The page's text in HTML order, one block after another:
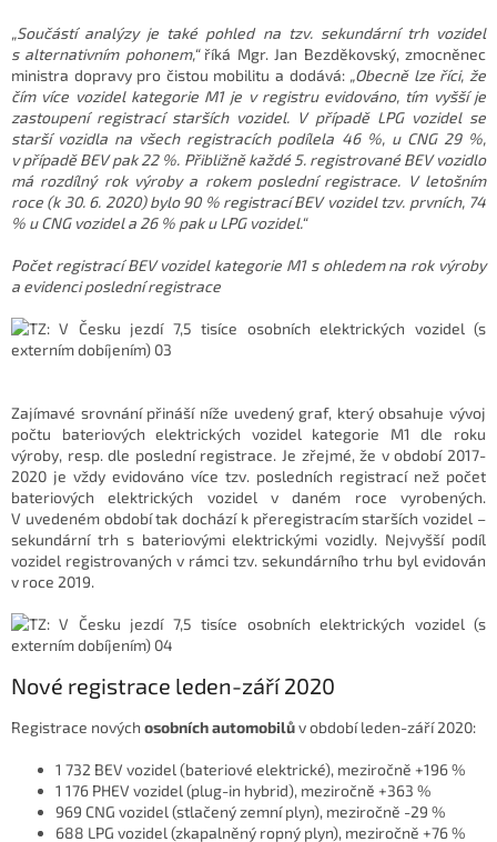
„Součástí analýzy je také pohled na tzv. sekundární trh vozidel
s alternativním pohonem,“ říká Mgr. Jan Bezděkovský, zmocněnec
ministra dopravy pro čistou mobilitu a dodává: „Obecně lze říci, že
čím více vozidel kategorie M1 je v registru evidováno, tím vyšší je
zastoupení registrací starších vozidel. V případě LPG vozidel se
starší vozidla na všech registracích podílela 46 %, u CNG 29 %,
v případě BEV pak 22 %. Přibližně každé 5. registrované BEV vozidlo
má rozdílný rok výroby a rokem poslední registrace. V letošním
roce (k 30. 6. 2020) bylo 90 % registrací BEV vozidel tzv. prvních, 74
% u CNG vozidel a 26 % pak u LPG vozidel.“
Počet registrací BEV vozidel kategorie M1 s ohledem na rok výroby
a evidenci poslední registrace
Zajímavé srovnání přináší níže uvedený graf, který obsahuje vývoj
počtu bateriových elektrických vozidel kategorie M1 dle roku
výroby, resp. dle poslední registrace. Je zřejmé, že v období 2017-
2020 je vždy evidováno více tzv. posledních registrací než počet
bateriových elektrických vozidel v daném roce vyrobených.
V uvedeném období tak dochází k přeregistracím starších vozidel –
sekundární trh s bateriovými elektrickými vozidly. Nejvyšší podíl
vozidel registrovaných v rámci tzv. sekundárního trhu byl evidován
v roce 2019.
Nové registrace leden-září 2020
Registrace nových osobních automobilův období leden-září 2020:
1 732 BEV vozidel (bateriové elektrické), meziročně +196 %
1 176 PHEV vozidel (plug-in hybrid), meziročně +363 %
969 CNG vozidel (stlačený zemní plyn), meziročně -29 %
688 LPG vozidel (zkapalněný ropný plyn), meziročně +76 %